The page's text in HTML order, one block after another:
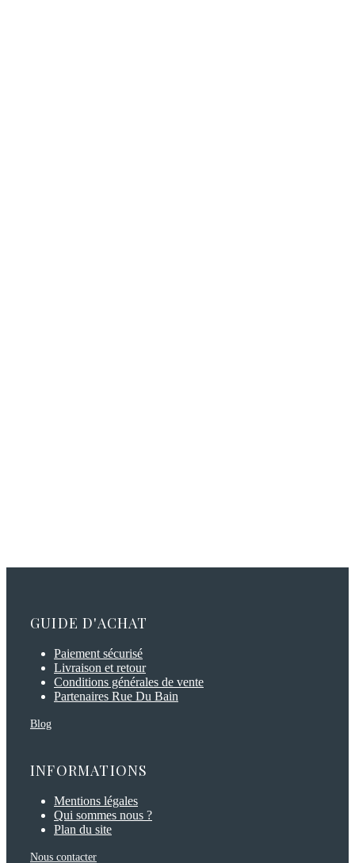
GUIDE D'ACHAT
Paiement sécurisé
Livraison et retour
Conditions générales de vente
Partenaires Rue Du Bain
Blog
INFORMATIONS
Mentions légales
Qui sommes nous ?
Plan du site
Nous contacter